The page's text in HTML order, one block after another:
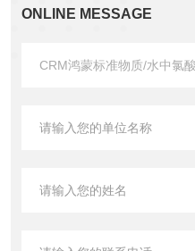
ONLINE MESSAGE